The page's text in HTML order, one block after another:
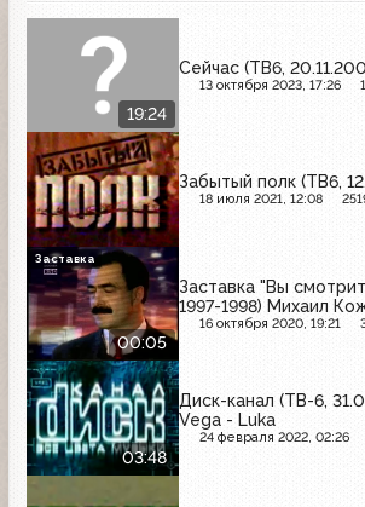
19:24
Сейчас (ТВ6,
13 октября 2023, 17:26
Забытый полк (ТВ6,
18 июля 2021, 12:08
00:05
Заставка "Вы
1997-1998) Михаил
16 октября 2020, 19:21
Заставка
03:48
Диск-канал (ТВ-6,
Vega - Luka
24 февраля 2022, 02:26